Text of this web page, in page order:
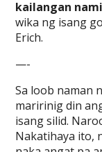
kailangan
wika ng isang
Erich.
—-
Sa loob naman
maririnig din
isang silid.
Nakatihaya ito,